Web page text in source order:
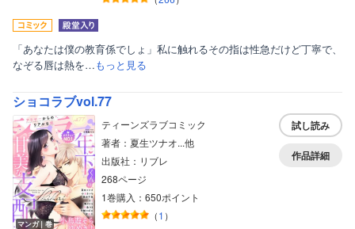
「あなたは僕の教育係でしょ」私に触れるその指は性急だけど丁寧で、
なぞる唇は熱を…もっと見る
ショコラブvol.77
マンガ｜巻
ティーンズラブコミック
著者：夏生ツナオ...他
出版社：リブレ
268ページ
1巻購入：650ポイント
（1 ）
試し読み
作品詳細